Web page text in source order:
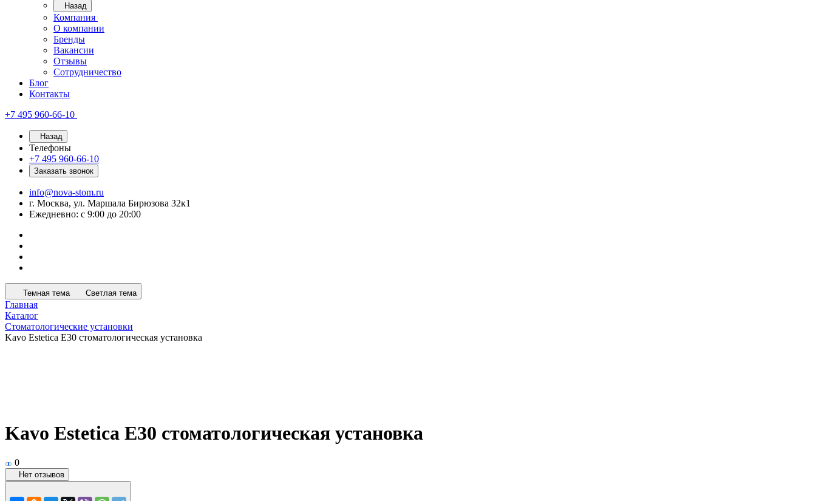
Назад
Компания
О компании
Бренды
Вакансии
Отзывы
Сотрудничество
Блог
Контакты
+7 495 960-66-10
Назад
Телефоны
+7 495 960-66-10
Заказать звонок
info@nova-stom.ru
г. Москва, ул. Маршала Бирюзова 32к1
Ежедневно: с 9:00 до 20:00
Темная тема Светлая тема
Главная
Каталог
Стоматологические установки
Kavo Estetica E30 стоматологическая установка
Kavo Estetica E30 стоматологическая установка
0
Нет отзывов